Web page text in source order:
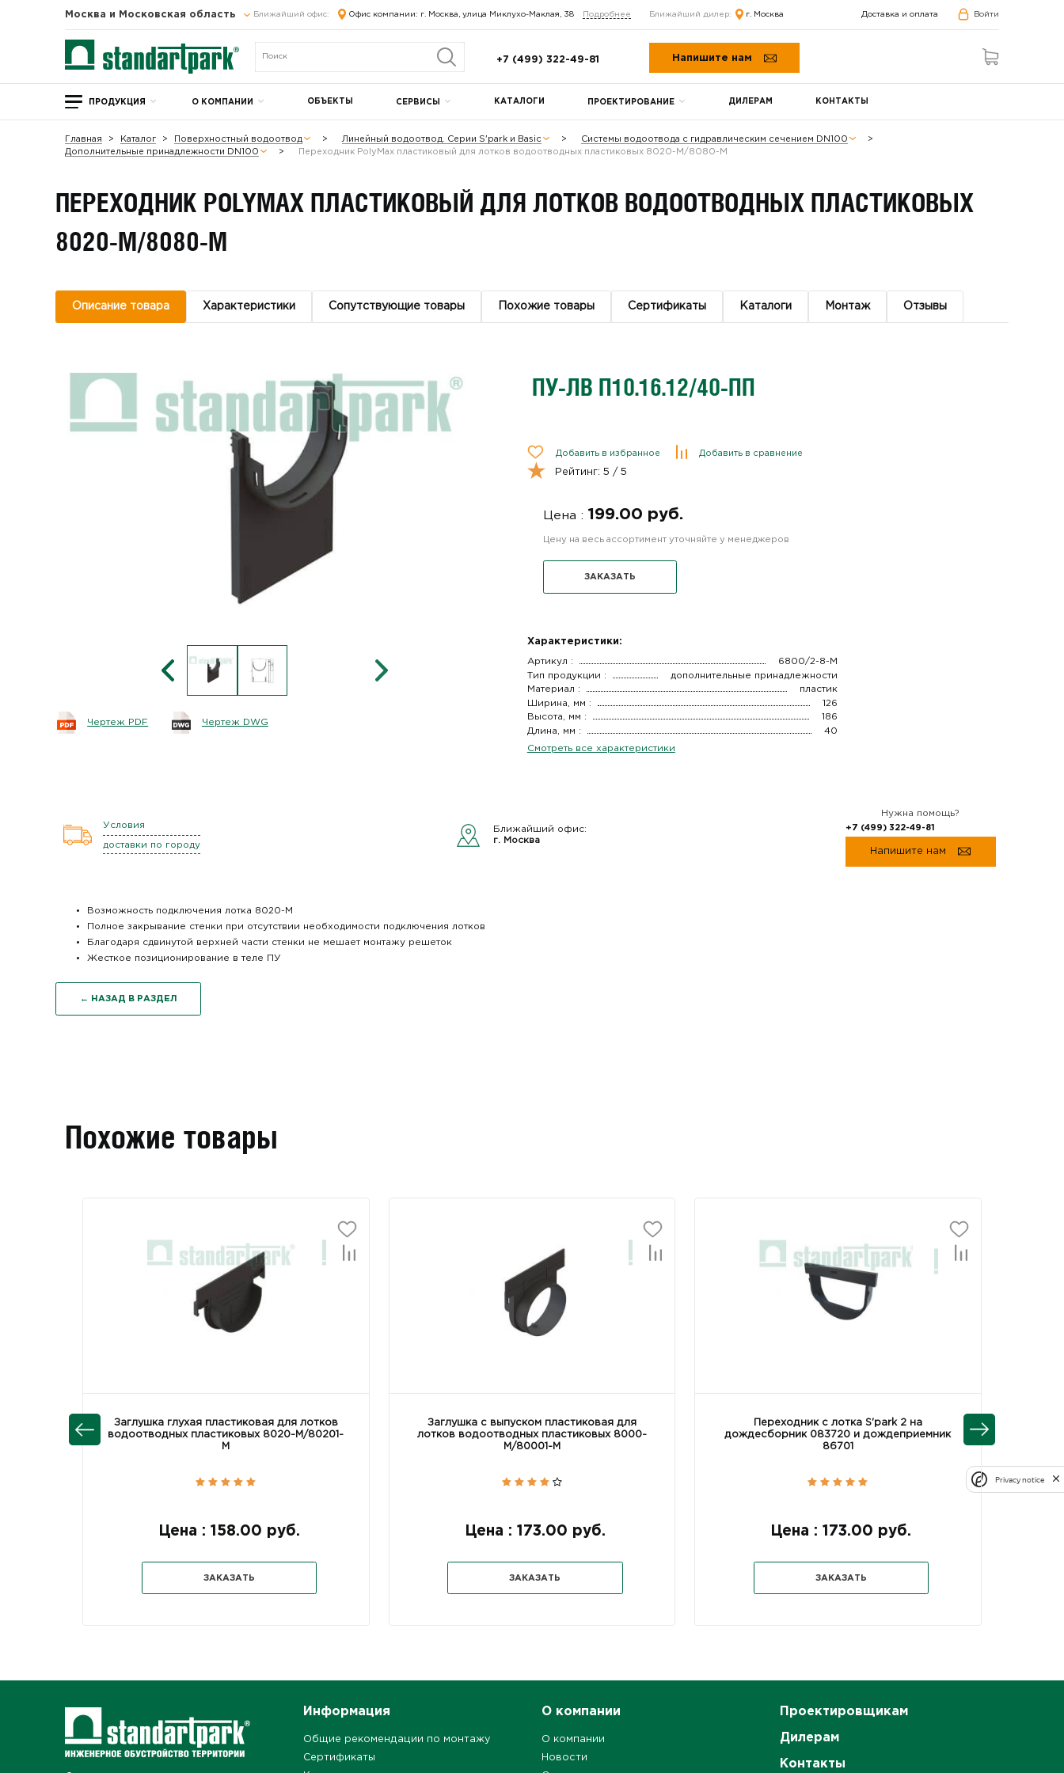
Москва и Московская область Ближайший офис: Офис компании: г. Москва, улица Миклухо-Маклая, 38 Подробнее Ближайший дилер: г. Москва Доставка и оплата Войти
+7 (499) 322-49-81 Напишите нам
ПРОДУКЦИЯ О КОМПАНИИ ОБЪЕКТЫ СЕРВИСЫ КАТАЛОГИ ПРОЕКТИРОВАНИЕ ДИЛЕРАМ КОНТАКТЫ
Главная Каталог Поверхностный водоотвод Линейный водоотвод. Серии S'park и Basic
Системы водоотвода с гидравлическим сечением DN100
Дополнительные принадлежности DN100
Переходник PolyMax пластиковый для лотков водоотводных пластиковых 8020-М/8080-М
ПЕРЕХОДНИК POLYMAX ПЛАСТИКОВЫЙ ДЛЯ ЛОТКОВ ВОДООТВОДНЫХ ПЛАСТИКОВЫХ
8020-М/8080-М
Описание товара Характеристики Сопутствующие товары Похожие товары Сертификаты Каталоги Монтаж Отзывы
ПУ-ЛВ П10.16.12/40-ПП
Чертеж PDF Чертеж DWG
Добавить в избранное Добавить в сравнение
Рейтинг: 5 / 5
Цена : 199.00 руб.
Цену на весь ассортимент уточняйте у менеджеров
ЗАКАЗАТЬ
Характеристики:
Артикул :
6800/2-8-М
Тип продукции :
дополнительные принадлежности
Материал :
пластик
Ширина, мм :
126
Высота, мм :
186
Длина, мм :
40
Смотреть все характеристики
Условия
доставки по городу
Ближайший офис:
г. Москва
Нужна помощь?
+7 (499) 322-49-81
Напишите нам
Возможность подключения лотка 8020-М
Полное закрывание стенки при отсутствии необходимости подключения лотков
Благодаря сдвинутой верхней части стенки не мешает монтажу решеток
Жесткое позиционирование в теле ПУ
← НАЗАД В РАЗДЕЛ
Похожие товары
Заглушка глухая пластиковая для лотков
водоотводных пластиковых 8020-М/80201-
М
Цена : 158.00 руб.
ЗАКАЗАТЬ
Заглушка с выпуском пластиковая для
лотков водоотводных пластиковых 8000-
М/80001-М
Цена : 173.00 руб.
ЗАКАЗАТЬ
Переходник с лотка S'park 2 на
дождесборник 083720 и дождеприемник
86701
Цена : 173.00 руб.
ЗАКАЗАТЬ
Информация
Общие рекомендации по монтажу
Сертификаты
О компании
О компании
Новости
Проектировщикам
Дилерам
Контакты
Privacy notice